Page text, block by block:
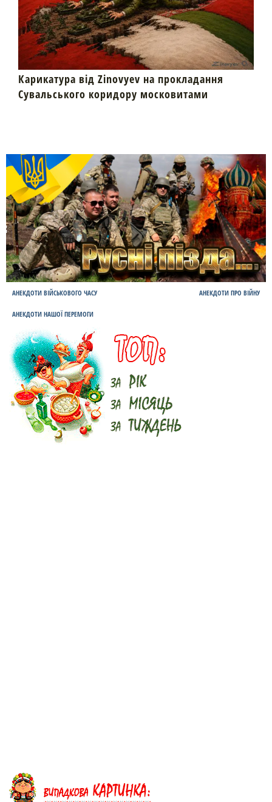
Карикатура від Zinovyev на прокладання
Сувальського коридору московитами
АНЕКДОТИ ВІЙСЬКОВОГО ЧАСУ АНЕКДОТИ ПРО ВІЙНУ
АНЕКДОТИ НАШОЇ ПЕРЕМОГИ